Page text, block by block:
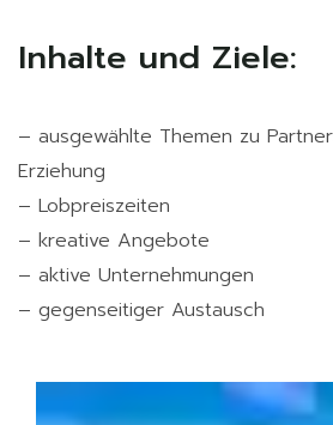
Inhalte und Ziele:
– ausgewählte Themen zu
Erziehung
– Lobpreiszeiten
– kreative Angebote
– aktive Unternehmungen
– gegenseitiger Austausch